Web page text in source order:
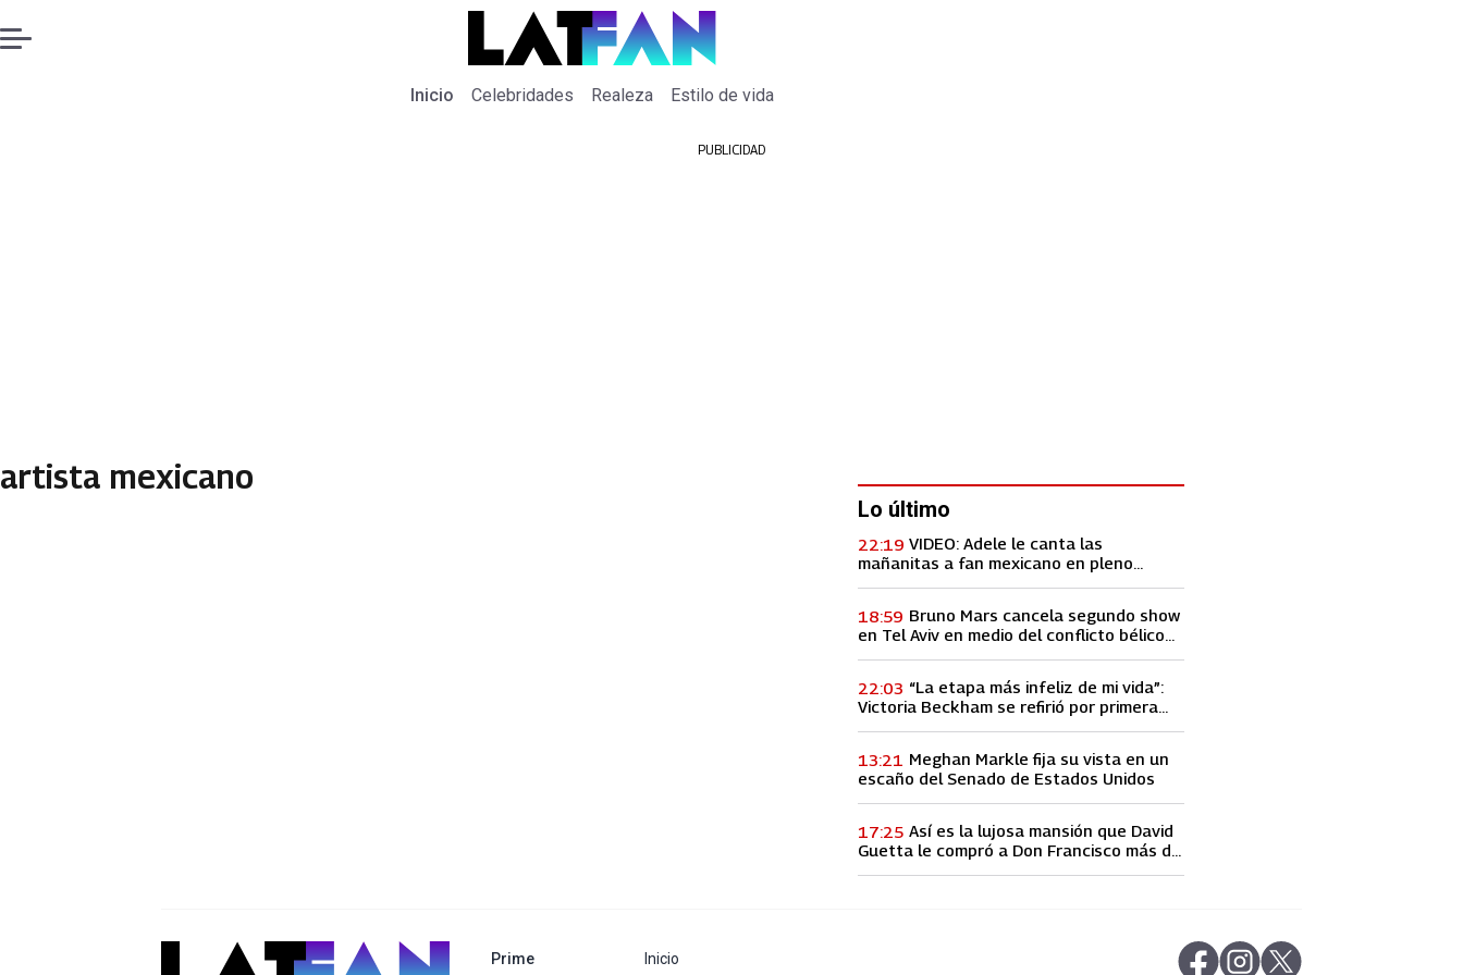
Inicio Celebridades Realeza Estilo de vida
PUBLICIDAD
artista mexicano
Lo último
VIDEO: Adele le canta las
mañanitas a fan mexicano en pleno
22:19
Bruno Mars cancela segundo show
en Tel Aviv en medio del conflicto bélico
18:59
“La etapa más infeliz de mi vida”:
Victoria Beckham se refirió por primera
22:03
Meghan Markle fija su vista en un
escaño del Senado de Estados Unidos
13:21
Así es la lujosa mansión que David
Guetta le compró a Don Francisco más de
17:25
abre en nueva pestaña
abre en nueva pestaña
Primeabre en nueva pestaña
Inicio